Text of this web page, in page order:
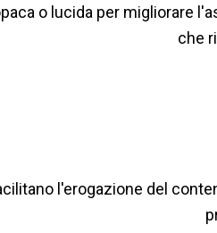
o lucida per migliorare
che
l'erogazione del